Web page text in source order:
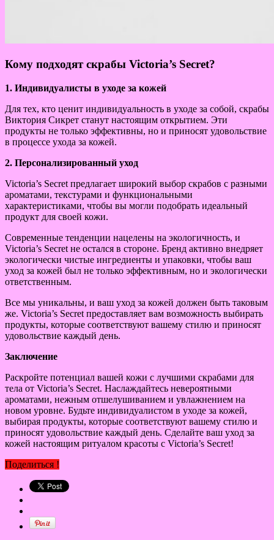
Кому подходят скрабы Victoria’s Secret?
1. Индивидуалисты в уходе за кожей
Для тех, кто ценит индивидуальность в уходе за собой, скрабы
Виктория Сикрет станут настоящим открытием. Эти
продукты не только эффективны, но и приносят удовольствие
в процессе ухода за кожей.
2. Персонализированный уход
Victoria’s Secret предлагает широкий выбор скрабов с разными
ароматами, текстурами и функциональными
характеристиками, чтобы вы могли подобрать идеальный
продукт для своей кожи.
Современные тенденции нацелены на экологичность, и
Victoria’s Secret не остался в стороне. Бренд активно внедряет
экологически чистые ингредиенты и упаковки, чтобы ваш
уход за кожей был не только эффективным, но и экологически
ответственным.
Все мы уникальны, и ваш уход за кожей должен быть таковым
же. Victoria’s Secret предоставляет вам возможность выбирать
продукты, которые соответствуют вашему стилю и приносят
удовольствие каждый день.
Заключение
Раскройте потенциал вашей кожи с лучшими скрабами для
тела от Victoria’s Secret. Наслаждайтесь невероятными
ароматами, нежным отшелушиванием и увлажнением на
новом уровне. Будьте индивидуалистом в уходе за кожей,
выбирая продукты, которые соответствуют вашему стилю и
приносят удовольствие каждый день. Сделайте ваш уход за
кожей настоящим ритуалом красоты с Victoria’s Secret!
Поделиться !